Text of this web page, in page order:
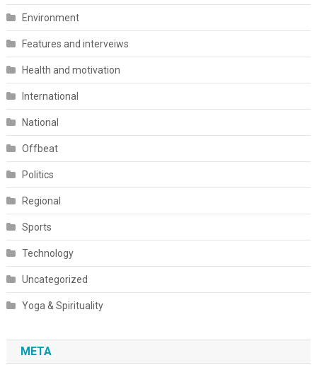
Environment
Features and interveiws
Health and motivation
International
National
Offbeat
Politics
Regional
Sports
Technology
Uncategorized
Yoga & Spirituality
META